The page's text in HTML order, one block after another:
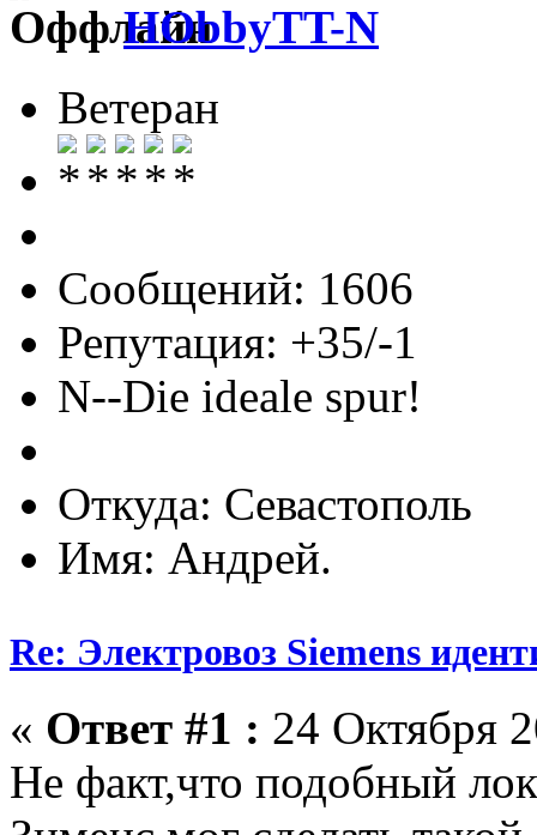
HObbyTT-N
Ветеран
Сообщений: 1606
Репутация: +35/-1
N--Die ideale spur!
Откуда: Севастополь
Имя: Андрей.
Re: Электровоз Siemens
« Ответ #1 : 24 Октября
Не факт,что подобный